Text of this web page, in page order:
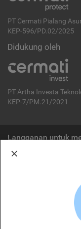
PT Cermati Pialang
KEP-596/PD.02/2025
Didukung oleh
PT Artha Investa
KEP-7/PM.21/2021
Langganan untuk
Cermati merupakan
OJK. Oleh karena itu,
ditawarkan bukan
diterbitkan oleh Cermati